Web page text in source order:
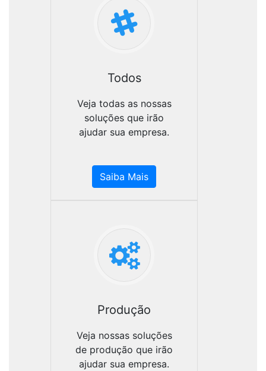
Todos
Veja todas as nossas
soluções que irão
ajudar sua empresa.
Saiba Mais
Produção
Veja nossas soluções
de produção que irão
ajudar sua empresa.